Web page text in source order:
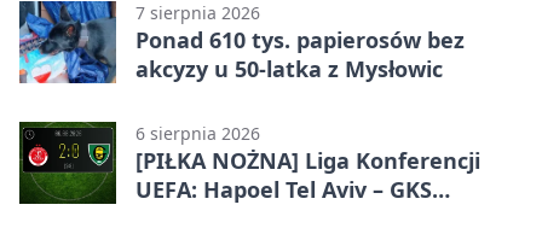
7 sierpnia 2026
Ponad 610 tys. papierosów bez
akcyzy u 50-latka z Mysłowic
6 sierpnia 2026
[PIŁKA NOŻNA] Liga Konferencji
UEFA: Hapoel Tel Aviv – GKS